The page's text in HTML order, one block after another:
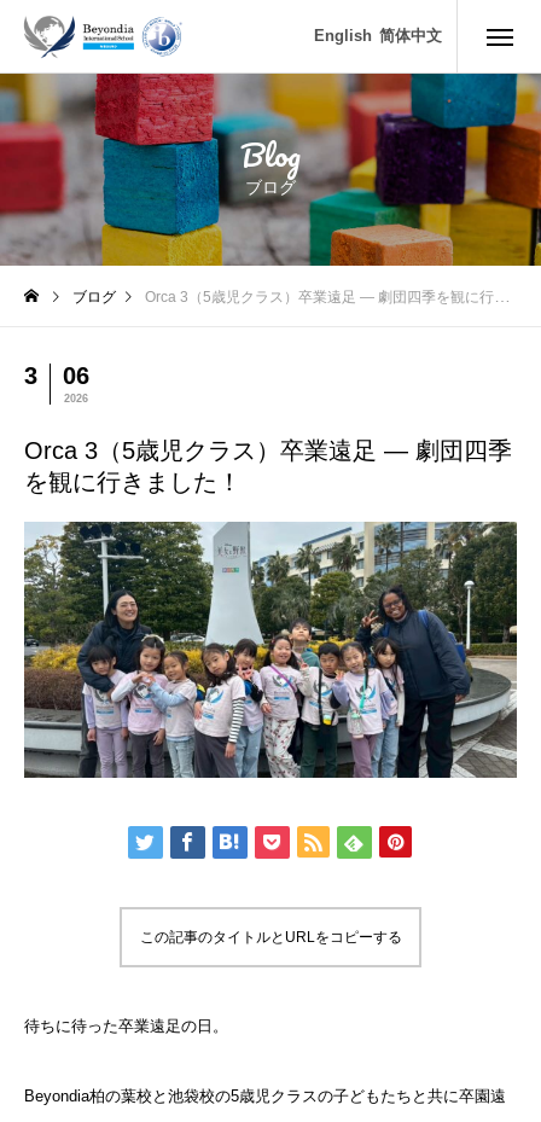
English 简体中文
Blog
ブログ
ブログ Orca 3（5歳児クラス）卒業遠足 ― 劇団四季を観に行きました！
3 06
2026
Orca 3（5歳児クラス）卒業遠足 ― 劇団四季
を観に行きました！
この記事のタイトルとURLをコピーする
待ちに待った卒業遠足の日。
Beyondia柏の葉校と池袋校の5歳児クラスの子どもたちと 共に卒園遠